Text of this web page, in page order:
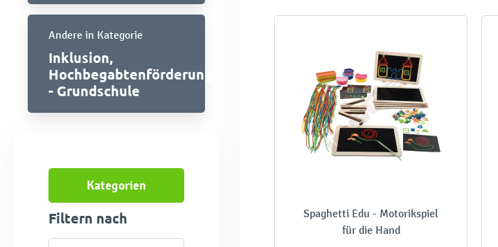
Andere in Kategorie
Inklusion,
Hochbegabtenförderung
- Grundschule
Kategorien
Filtern nach
Spaghetti Edu - Motorikspiel
für die Hand